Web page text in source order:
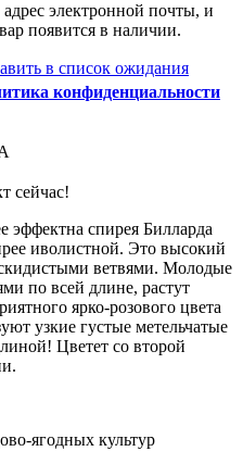
электронной почты, и
появится в наличии.
в список ожидания
конфиденциальности
сейчас!
эффектна спирея Билларда
иволистной. Это высокий
ветвями. Молодые
по всей длине, растут
ярко-розового цвета
узкие густые метельчатые
Цветет со второй
ягодных культур